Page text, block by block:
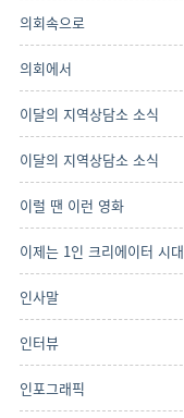
의회속으로
의회에서
이달의 지역상담소 소식
이달의 지역상담소 소식
이럴 땐 이런 영화
이제는 1인 크리에이터 시대
인사말
인터뷰
인포그래픽